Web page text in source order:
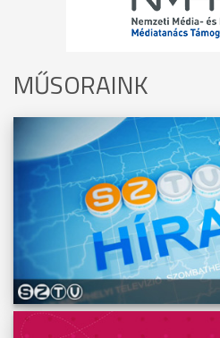
MŰSORAINK